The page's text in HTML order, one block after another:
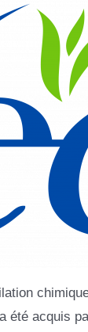
acquis